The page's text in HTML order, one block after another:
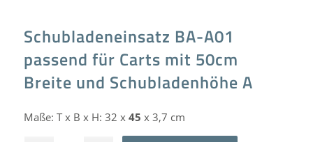
Schubladeneinsatz BA-A01
passend für Carts mit 50cm
Breite und Schubladenhöhe A
Maße: T x B x H: 32 x 45 x 3,7 cm